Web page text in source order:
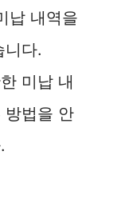
납 내역을
니다.
미납 내
방법을 안